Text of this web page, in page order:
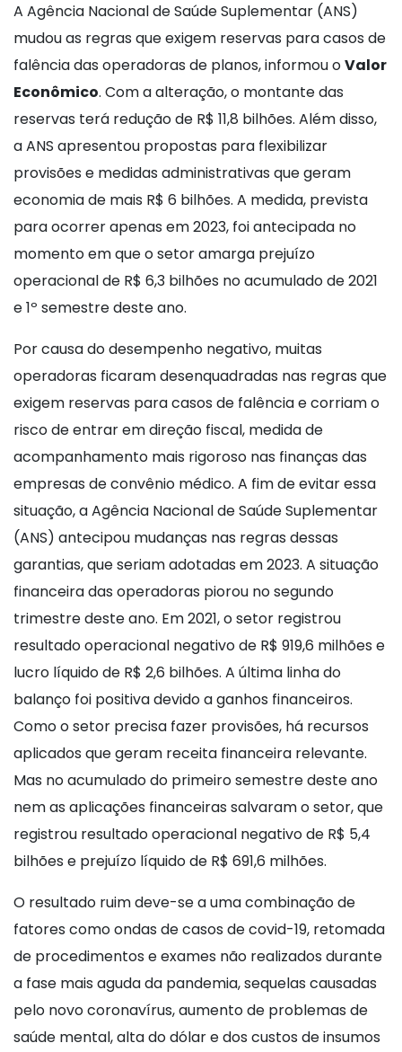
A Agência Nacional de Saúde Suplementar (ANS)
mudou as regras que exigem reservas para casos de
falência das operadoras de planos, informou oValor
Econômico. Com a alteração, o montante das
reservas terá redução de R$ 11,8 bilhões. Além disso,
a ANS apresentou propostas para flexibilizar
provisões e medidas administrativas que geram
economia de mais R$ 6 bilhões. A medida, prevista
para ocorrer apenas em 2023, foi antecipada no
momento em que o setor amarga prejuízo
operacional de R$ 6,3 bilhões no acumulado de 2021
e 1º semestre deste ano.
Por causa do desempenho negativo, muitas
operadoras ficaram desenquadradas nas regras que
exigem reservas para casos de falência e corriam o
risco de entrar em direção fiscal, medida de
acompanhamento mais rigoroso nas finanças das
empresas de convênio médico. A fim de evitar essa
situação, a Agência Nacional de Saúde Suplementar
(ANS) antecipou mudanças nas regras dessas
garantias, que seriam adotadas em 2023. A situação
financeira das operadoras piorou no segundo
trimestre deste ano. Em 2021, o setor registrou
resultado operacional negativo de R$ 919,6 milhões e
lucro líquido de R$ 2,6 bilhões. A última linha do
balanço foi positiva devido a ganhos financeiros.
Como o setor precisa fazer provisões, há recursos
aplicados que geram receita financeira relevante.
Mas no acumulado do primeiro semestre deste ano
nem as aplicações financeiras salvaram o setor, que
registrou resultado operacional negativo de R$ 5,4
bilhões e prejuízo líquido de R$ 691,6 milhões.
O resultado ruim deve-se a uma combinação de
fatores como ondas de casos de covid-19, retomada
de procedimentos e exames não realizados durante
a fase mais aguda da pandemia, sequelas causadas
pelo novo coronavírus, aumento de problemas de
saúde mental, alta do dólar e dos custos de insumos